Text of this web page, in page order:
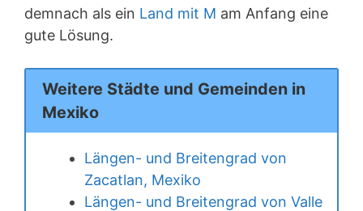
demnach als ein Land mit M am Anfang eine
gute Lösung.
Weitere Städte und Gemeinden in
Mexiko
Längen- und Breitengrad von
Zacatlan, Mexiko
Längen- und Breitengrad von Valle